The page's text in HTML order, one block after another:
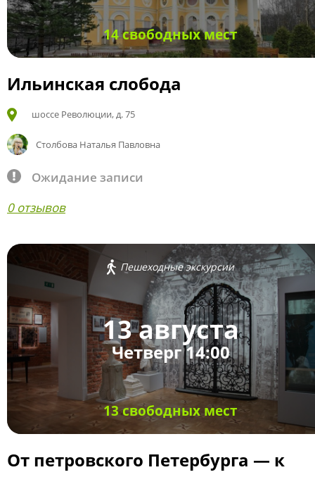
14 свободных мест
Ильинская слобода
шоссе Революции, д. 75
Столбова Наталья Павловна
Ожидание записи
0 отзывов
Пешеходные экскурсии
13 августа
Четверг 14:00
13 свободных мест
От петровского Петербурга — к